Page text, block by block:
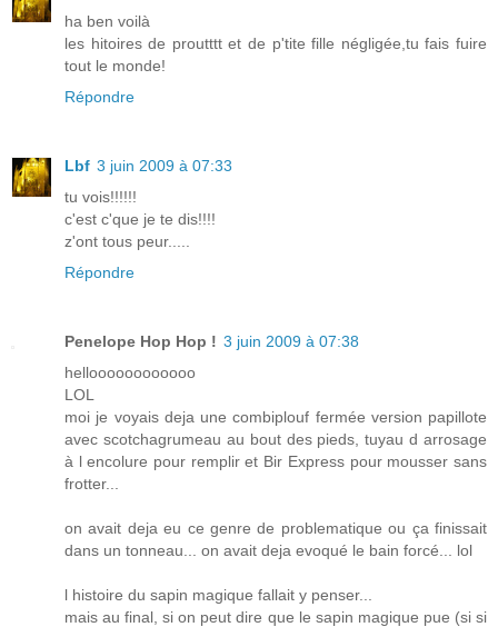
ha ben voilà
les hitoires de proutttt et de p'tite fille négligée,tu fais fuire
tout le monde!
Répondre
Lbf 3 juin 2009 à 07:33
tu vois!!!!!!
c'est c'que je te dis!!!!
z'ont tous peur.....
Répondre
Penelope Hop Hop ! 3 juin 2009 à 07:38
helloooooooooooo
LOL
moi je voyais deja une combiplouf fermée version papillote
avec scotchagrumeau au bout des pieds, tuyau d arrosage
à l encolure pour remplir et Bir Express pour mousser sans
frotter...
on avait deja eu ce genre de problematique ou ça finissait
dans un tonneau... on avait deja evoqué le bain forcé... lol
l histoire du sapin magique fallait y penser...
mais au final, si on peut dire que le sapin magique pue (si si